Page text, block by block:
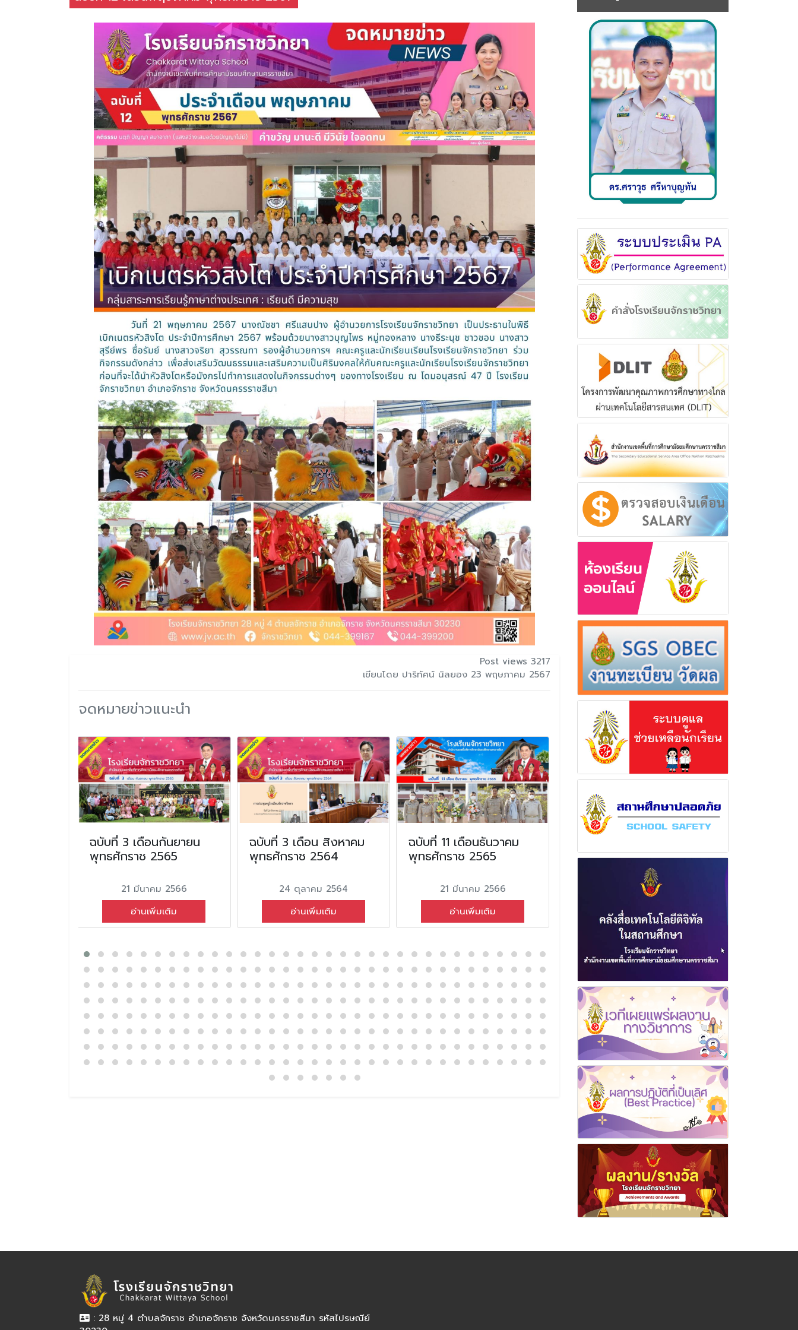
Post views 3217
เขียนโดย ปาริทัศน์ นิลยอง 23 พฤษภาคม 2567
จดหมายข่าวแนะนำ
ฉบับที่ 3 เดือนกันยายน
พุทธศักราช 2565
21 มีนาคม 2566
อ่านเพิ่มเติม
ฉบับที่ 3 เดือน สิงหาคม
พุทธศักราช 2564
24 ตุลาคม 2564
อ่านเพิ่มเติม
ฉบับที่ 11 เดือนธันวาคม
พุทธศักราช 2565
21 มีนาคม 2566
อ่านเพิ่มเติม
พุทธศักราช 2566
15 ธันวาคม 2566
อ่านเพิ่มเติม
พุทธศักราช
: 28 หมู่ 4 ตำบลจักราช อำเภอจักราช จังหวัดนครราชสีมา รหัสไปรษณีย์